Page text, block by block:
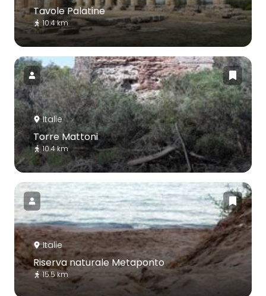
Tavole Palatine
10.4 km
Italie
Torre Mattoni
10.4 km
Italie
Riserva naturale Metaponto
15.5 km